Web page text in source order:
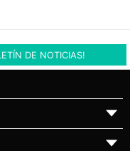
DE NOTICIAS!
▼
▼